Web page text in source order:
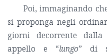
Poi, immaginando
si proponga negli
giorni decorrente
appello e “lungo” di